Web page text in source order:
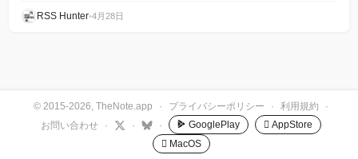
RSS Hunter•4月28日
© 2015-2026, TheNote.app · プライバシーポリシー · 利用規約
·
お問い合わせ
· · · GooglePlay
 AppStore
 MacOS